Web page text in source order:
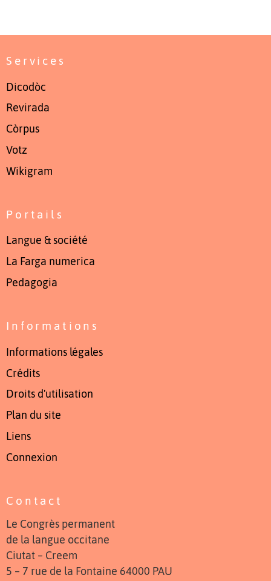
Services
Dicodòc
Revirada
Còrpus
Votz
Wikigram
Portails
Langue & société
La Farga numerica
Pedagogia
Informations
Informations légales
Crédits
Droits d'utilisation
Plan du site
Liens
Connexion
Contact
Le Congrès permanent
de la langue occitane
Ciutat – Creem
5 – 7 rue de la Fontaine 64000 PAU